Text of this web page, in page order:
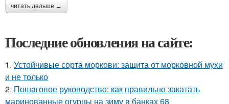
читать дальше →
Последние обновления на сайте:
1. Устойчивые сорта моркови: защита от морковной мухи
и не только
2. Пошаговое руководство: как правильно закатать
маринованные огурцы на зиму в банках 68